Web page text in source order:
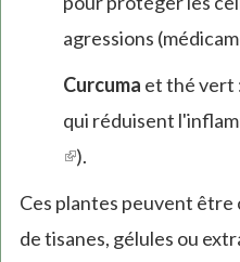
agressions
Curcuma et thé vert
qui réduisent
(link
is
external)
).
Ces plantes peuvent être
de tisanes, gélules ou